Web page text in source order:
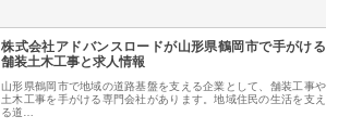
株式会社アドバンスロードが山形県鶴岡市で手がける
舗装土木工事と求人情報
山形県鶴岡市で地域の道路基盤を支える企業として、舗装工事や
土木工事を手がける専門会社があります。地域住民の生活を支え
る道…